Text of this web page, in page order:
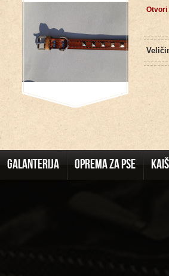
Otvori
GALANTERIJA OPREMA ZA PSE